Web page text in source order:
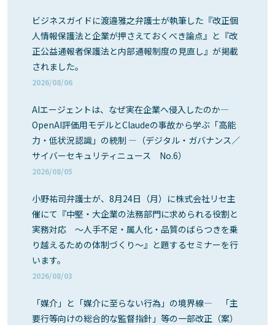
ビジネスガイドに渡邉雅之弁護士が執筆した『改正個
人情報保護法と企業が押さえておくべき論点』と『改
正公益通報者保護法と内部通報制度の見直し』が掲載
されました。
2026/08/06
AIエージェントは、なぜ実在企業へ侵入したのか―
OpenAI評価用モデルとClaudeの事故から学ぶ「高能
力・低状況認識」の統制 ―（デジタル・ガバナンス／
サイバーセキュリティニュース No.6）
2026/08/05
小野祐司弁護士が、8月24日（月）に株式会社リセ主
催にて『中堅・大企業の法務部門に求められる役割と
実務対応 ～人手不足・属人化・品質のばらつきを乗
り越えるための体制づくり～』と題するセミナーを行
います。
2026/08/03
「媒介」と「媒介に至らない行為」の境界線― 「主
要行等向けの総合的な監督指針」等の一部改正（案）